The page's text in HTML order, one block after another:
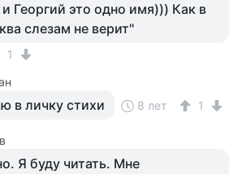
Георгий это одно имя))) Как в
слезам не верит"
1
в личку стихи 8 лет 1
Я буду читать. Мне